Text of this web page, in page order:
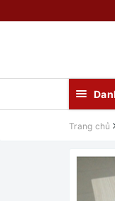
Trang chủ